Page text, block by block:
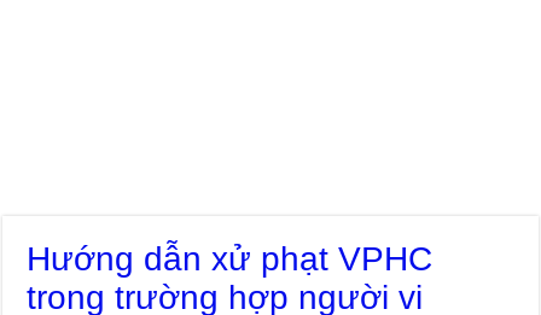
Hướng dẫn xử phạt VPHC
trong trường hợp người vi